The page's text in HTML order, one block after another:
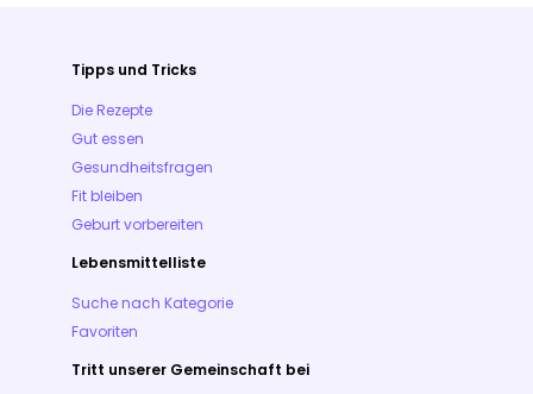
Tipps und Tricks
Die Rezepte
Gut essen
Gesundheitsfragen
Fit bleiben
Geburt vorbereiten
Lebensmittelliste
Suche nach Kategorie
Favoriten
Tritt unserer Gemeinschaft bei